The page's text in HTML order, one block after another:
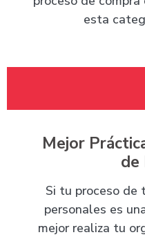
esta
Mejor
de
Si tu proceso
personales es
mejor realiza tu